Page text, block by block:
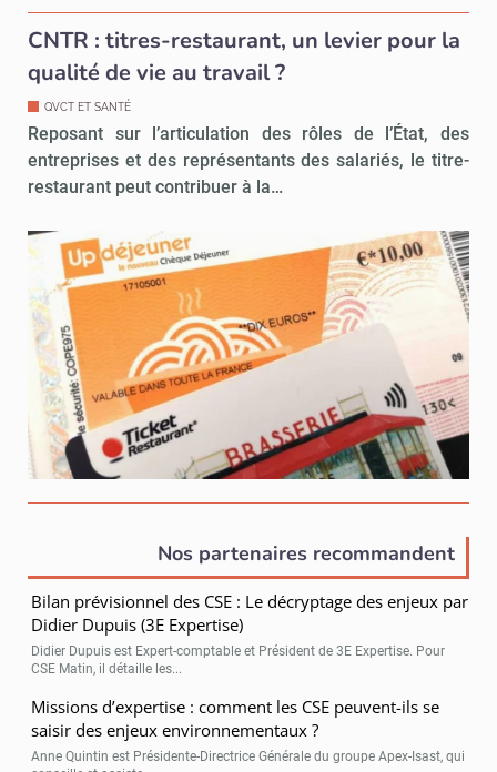
CNTR : titres-restaurant, un levier pour la
qualité de vie au travail ?
QVCT ET SANTÉ
Reposant sur l’articulation des rôles de l’État, des
entreprises et des représentants des salariés, le titre-
restaurant peut contribuer à la…
Nos partenaires recommandent
Bilan prévisionnel des CSE : Le décryptage des enjeux par
Didier Dupuis (3E Expertise)
Didier Dupuis est Expert-comptable et Président de 3E Expertise. Pour
CSE Matin, il détaille les...
Missions d’expertise : comment les CSE peuvent-ils se
saisir des enjeux environnementaux ?
Anne Quintin est Présidente-Directrice Générale du groupe Apex-Isast, qui